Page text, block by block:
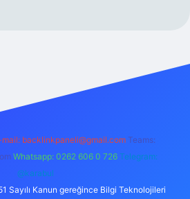
mail: backlinkpaneli@gmail.com Teams:
Whatsapp: 0262 606 0 726 Telegram:
@karabul
Sayılı Kanun gereğince Bilgi Teknolojileri